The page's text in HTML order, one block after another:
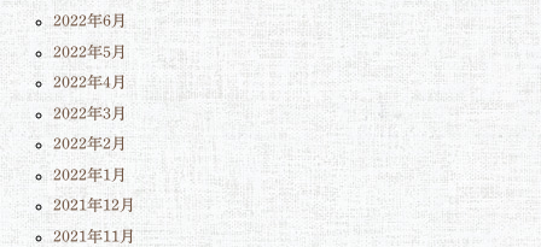
2022年6月
2022年5月
2022年4月
2022年3月
2022年2月
2022年1月
2021年12月
2021年11月